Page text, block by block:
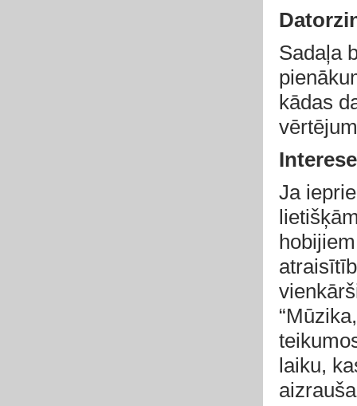
Sadaļa
kādas
Ja
laiku,